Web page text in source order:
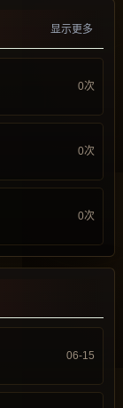
显示更多
0次
0次
0次
06-15